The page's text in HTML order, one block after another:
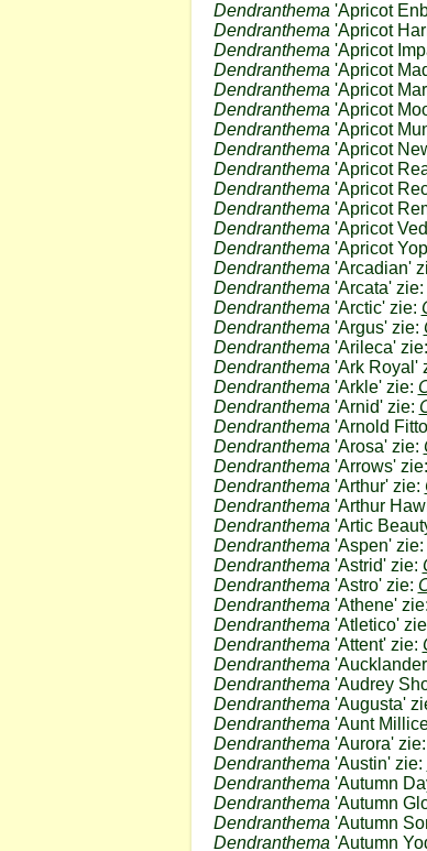
Dendranthema 'Apricot
Dendranthema 'Apricot
Dendranthema 'Apricot
Dendranthema 'Apricot
Dendranthema 'Apricot
Dendranthema 'Apricot
Dendranthema 'Apricot
Dendranthema 'Apricot
Dendranthema 'Apricot
Dendranthema 'Apricot
Dendranthema 'Apricot
Dendranthema 'Apricot
Dendranthema 'Apricot
Dendranthema 'Arcadian'
Dendranthema 'Arcata' zie:
Dendranthema 'Arctic' zie:
Dendranthema 'Argus' zie:
Dendranthema 'Arileca' zie:
Dendranthema 'Ark Royal'
Dendranthema 'Arkle' zie:
Dendranthema 'Arnid' zie:
Dendranthema 'Arnold
Dendranthema 'Arosa' zie:
Dendranthema 'Arrows' zie:
Dendranthema 'Arthur' zie:
Dendranthema 'Arthur
Dendranthema 'Artic
Dendranthema 'Aspen' zie:
Dendranthema 'Astrid' zie:
Dendranthema 'Astro' zie:
Dendranthema 'Athene' zie:
Dendranthema 'Atletico'
Dendranthema 'Attent' zie:
Dendranthema
Dendranthema 'Audrey
Dendranthema 'Augusta'
Dendranthema 'Aunt
Dendranthema 'Aurora' zie:
Dendranthema 'Austin' zie:
Dendranthema 'Autumn
Dendranthema 'Autumn
Dendranthema 'Autumn
Dendranthema 'Autumn